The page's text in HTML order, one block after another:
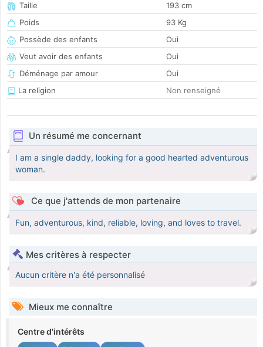
Taille
193 cm
Poids
93 Kg
Possède des enfants
Oui
Veut avoir des enfants
Oui
Déménage par amour
Oui
La religion
Non renseigné
Un résumé me concernant
I am a single daddy, looking for a good hearted adventurous
woman.
Ce que j'attends de mon partenaire
Fun, adventurous, kind, reliable, loving, and loves to travel.
Mes critères à respecter
Aucun critère n'a été personnalisé
Mieux me connaître
Centre d'intérêts